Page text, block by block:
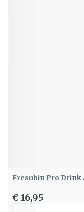
Fresubin Pro
€ 16,95